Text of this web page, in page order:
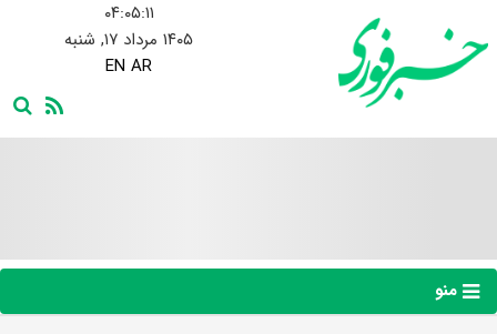
۰۴:۰۵:۱۱
۱۴۰۵ مرداد ۱۷, شنبه
EN AR
منو